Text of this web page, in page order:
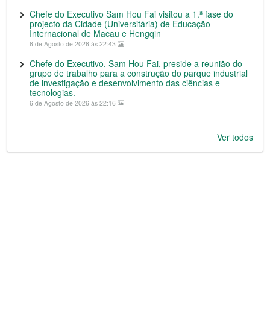
Chefe do Executivo Sam Hou Fai visitou a 1.ª fase do
projecto da Cidade (Universitária) de Educação
Internacional de Macau e Hengqin
6 de Agosto de 2026 às 22:43
Chefe do Executivo, Sam Hou Fai, preside a reunião do
grupo de trabalho para a construção do parque industrial
de investigação e desenvolvimento das ciências e
tecnologias.
6 de Agosto de 2026 às 22:16
Ver todos